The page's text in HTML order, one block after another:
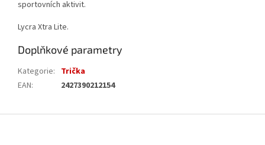
sportovních aktivit.
Lycra Xtra Lite.
Doplňkové parametry
Kategorie: Trička
EAN: 2427390212154